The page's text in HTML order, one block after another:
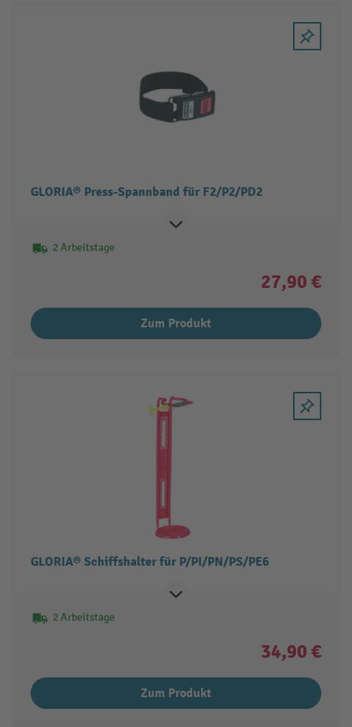
GLORIA® Press-Spannband für F2/P2/PD2
2 Arbeitstage
27,90 €
Zum Produkt
GLORIA® Schiffshalter für P/PI/PN/PS/PE6
2 Arbeitstage
34,90 €
Zum Produkt